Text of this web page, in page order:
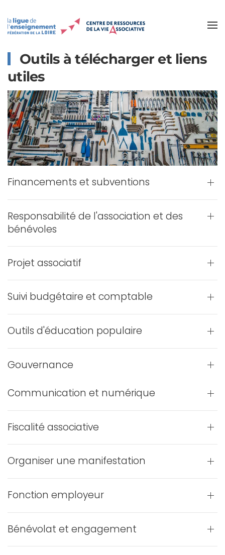
Accéder au contenu principal
Outils à télécharger et liens
utiles
Financements et subventions
Responsabilité de l'association et des
bénévoles
Projet associatif
Suivi budgétaire et comptable
Outils d'éducation populaire
Gouvernance
Communication et numérique
Fiscalité associative
Organiser une manifestation
Fonction employeur
Bénévolat et engagement